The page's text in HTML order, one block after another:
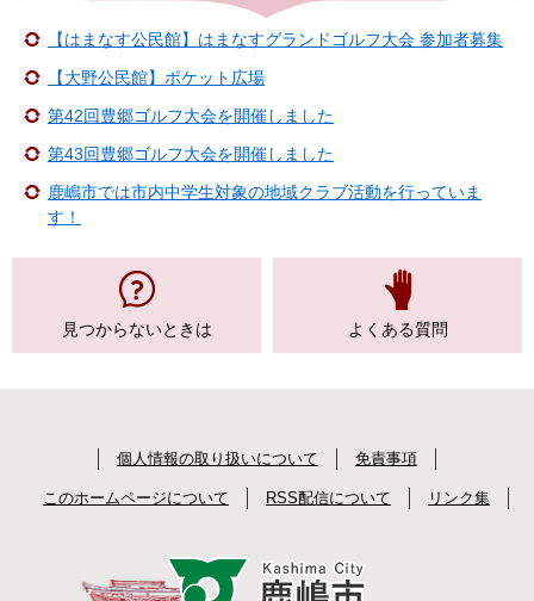
【はまなす公民館】はまなすグランドゴルフ大会 参加者募集
【大野公民館】ポケット広場
第42回豊郷ゴルフ大会を開催しました
第43回豊郷ゴルフ大会を開催しました
鹿嶋市では市内中学生対象の地域クラブ活動を行っていま
す！
見つからないときは よくある質問
個人情報の取り扱いについて 免責事項
このホームページについて RSS配信について リンク集